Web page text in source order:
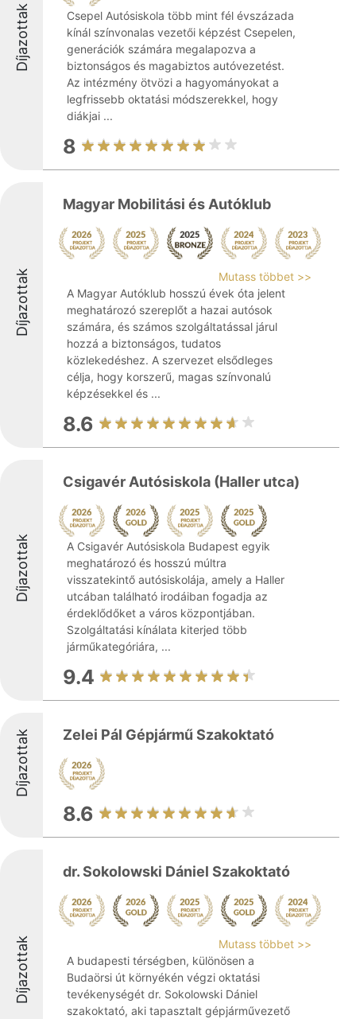
Díjazottak
Csepel Autósiskola több mint fél évszázada
kínál színvonalas vezetői képzést Csepelen,
generációk számára megalapozva a
biztonságos és magabiztos autóvezetést.
Az intézmény ötvözi a hagyományokat a
legfrissebb oktatási módszerekkel, hogy
diákjai ...
8
Díjazottak
Magyar Mobilitási és Autóklub
Mutass többet >>
A Magyar Autóklub hosszú évek óta jelent
meghatározó szereplőt a hazai autósok
számára, és számos szolgáltatással járul
hozzá a biztonságos, tudatos
közlekedéshez. A szervezet elsődleges
célja, hogy korszerű, magas színvonalú
képzésekkel és ...
8.6
Díjazottak
Csigavér Autósiskola (Haller utca)
A Csigavér Autósiskola Budapest egyik
meghatározó és hosszú múltra
visszatekintő autósiskolája, amely a Haller
utcában található irodáiban fogadja az
érdeklődőket a város központjában.
Szolgáltatási kínálata kiterjed több
járműkategóriára, ...
9.4
Díjazottak Zelei Pál Gépjármű Szakoktató
8.6
Díjazottak
dr. Sokolowski Dániel Szakoktató
Mutass többet >>
A budapesti térségben, különösen a
Budaörsi út környékén végzi oktatási
tevékenységét dr. Sokolowski Dániel
szakoktató, aki tapasztalt gépjárművezető